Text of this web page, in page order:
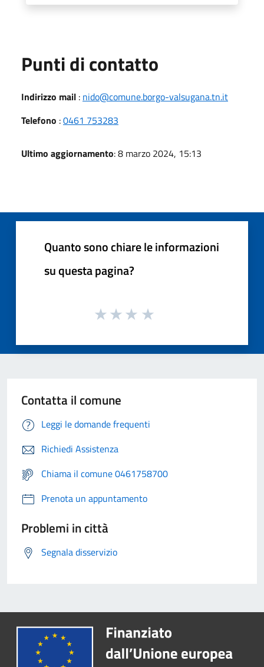
Punti di contatto
Indirizzo mail : nido@comune.borgo-valsugana.tn.it
Telefono :0461 753283
Ultimo aggiornamento: 8 marzo 2024, 15:13
Quanto sono chiare le informazioni
su questa pagina?
Contatta il comune
Leggi le domande frequenti
Richiedi Assistenza
Chiama il comune 0461758700
Prenota un appuntamento
Problemi in città
Segnala disservizio